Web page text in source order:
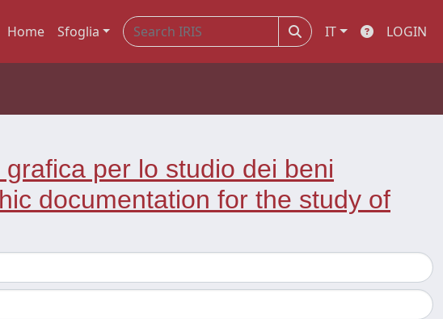
Home Sfoglia IT LOGIN
per lo studio dei beni
documentation for the study of